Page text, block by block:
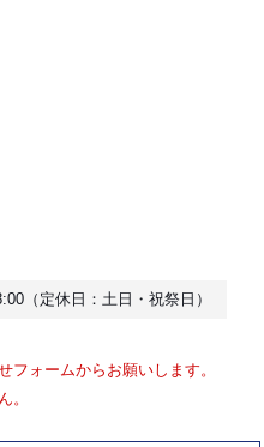
（定休日：土日・祝祭日）
フォームからお願いします。
。